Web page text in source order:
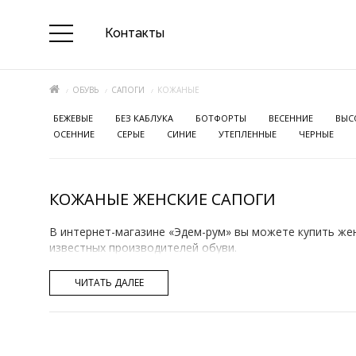
Контакты
ОБУВЬ САПОГИ КОЖАНЫЕ
БЕЖЕВЫЕ БЕЗ КАБЛУКА БОТФОРТЫ ВЕСЕННИЕ
ОСЕННИЕ
СЕРЫЕ СИНИЕ УТЕПЛЕННЫЕ ЧЕРНЫЕ
КОЖАНЫЕ ЖЕНСКИЕ САПОГИ
В интернет-магазине «Эдем-рум» вы можете купить
известных производителей обуви.
Как бы ни менялась мода, кожа всегда
кожаный сапог. Ответственно отнеситесь к покупке,
КАК ПРАВИЛЬНО ВЫБИРАТЬ САПОГИ ИЗ
ЧИТАТЬ ДАЛЕЕ